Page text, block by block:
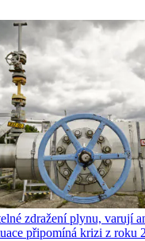
zdražení plynu, varují
připomíná krizi z roku